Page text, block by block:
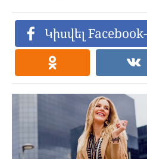
Կիսվել